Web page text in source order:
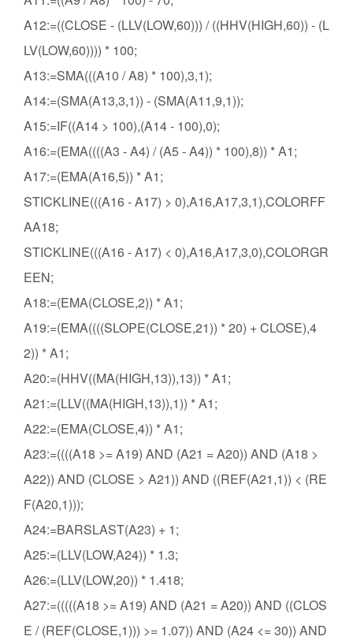
A12:=((CLOSE - (LLV(LOW,60))) / ((HHV(HIGH,60)) - (L
LV(LOW,60)))) * 100;
A13:=SMA(((A10 / A8) * 100),3,1);
A14:=(SMA(A13,3,1)) - (SMA(A11,9,1));
A15:=IF((A14 > 100),(A14 - 100),0);
A16:=(EMA((((A3 - A4) / (A5 - A4)) * 100),8)) * A1;
A17:=(EMA(A16,5)) * A1;
STICKLINE(((A16 - A17) > 0),A16,A17,3,1),COLORFF
AA18;
STICKLINE(((A16 - A17) < 0),A16,A17,3,0),COLORGR
EEN;
A18:=(EMA(CLOSE,2)) * A1;
A19:=(EMA((((SLOPE(CLOSE,21)) * 20) + CLOSE),4
2)) * A1;
A20:=(HHV((MA(HIGH,13)),13)) * A1;
A21:=(LLV((MA(HIGH,13)),1)) * A1;
A22:=(EMA(CLOSE,4)) * A1;
A23:=((((A18 >= A19) AND (A21 = A20)) AND (A18 >
A22)) AND (CLOSE > A21)) AND ((REF(A21,1)) < (RE
F(A20,1)));
A24:=BARSLAST(A23) + 1;
A25:=(LLV(LOW,A24)) * 1.3;
A26:=(LLV(LOW,20)) * 1.418;
A27:=(((((A18 >= A19) AND (A21 = A20)) AND ((CLOS
E / (REF(CLOSE,1))) >= 1.07)) AND (A24 <= 30)) AND